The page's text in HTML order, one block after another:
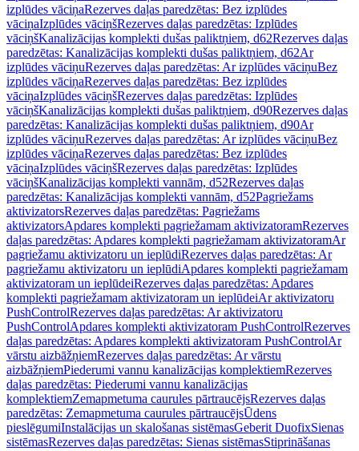
izplūdes vāciņaRezerves daļas paredzētas: Bez izplūdes
vāciņaIzplūdes vāciņšRezerves daļas paredzētas: Izplūdes
vāciņšKanalizācijas komplekti dušas paliktņiem, d62Rezerves daļas
paredzētas: Kanalizācijas komplekti dušas paliktņiem, d62Ar
izplūdes vāciņuRezerves daļas paredzētas: Ar izplūdes vāciņuBez
izplūdes vāciņaRezerves daļas paredzētas: Bez izplūdes
vāciņaIzplūdes vāciņšRezerves daļas paredzētas: Izplūdes
vāciņšKanalizācijas komplekti dušas paliktņiem, d90Rezerves daļas
paredzētas: Kanalizācijas komplekti dušas paliktņiem, d90Ar
izplūdes vāciņuRezerves daļas paredzētas: Ar izplūdes vāciņuBez
izplūdes vāciņaRezerves daļas paredzētas: Bez izplūdes
vāciņaIzplūdes vāciņšRezerves daļas paredzētas: Izplūdes
vāciņšKanalizācijas komplekti vannām, d52Rezerves daļas
paredzētas: Kanalizācijas komplekti vannām, d52Pagriežams
aktivizatorsRezerves daļas paredzētas: Pagriežams
aktivizatorsApdares komplekti pagriežamam aktivizatoramRezerves
daļas paredzētas: Apdares komplekti pagriežamam aktivizatoramAr
pagriežamu aktivizatoru un ieplūdiRezerves daļas paredzētas: Ar
pagriežamu aktivizatoru un ieplūdiApdares komplekti pagriežamam
aktivizatoram un ieplūdeiRezerves daļas paredzētas: Apdares
komplekti pagriežamam aktivizatoram un ieplūdeiAr aktivizatoru
PushControlRezerves daļas paredzētas: Ar aktivizatoru
PushControlApdares komplekti aktivizatoram PushControlRezerves
daļas paredzētas: Apdares komplekti aktivizatoram PushControlAr
vārstu aizbāžņiemRezerves daļas paredzētas: Ar vārstu
aizbāžņiemPiederumi vannu kanalizācijas komplektiemRezerves
daļas paredzētas: Piederumi vannu kanalizācijas
komplektiemZemapmetuma caurules pārtraucējsRezerves daļas
paredzētas: Zemapmetuma caurules pārtraucējsŪdens
pieslēgumiInstalācijas un skalošanas sistēmasGeberit DuofixSienas
sistēmasRezerves daļas paredzētas: Sienas sistēmasStiprināšanas